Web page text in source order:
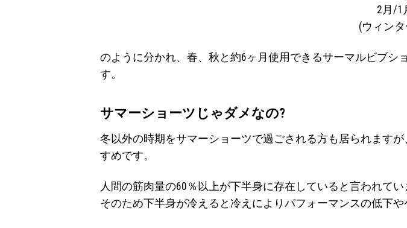
2月/1
(ウィン
のように分かれ、春、秋と約6ヶ月使用できるサーマルビブ
す。
サマーショーツじゃダメなの?
冬以外の時期をサマーショーツで過ごされる方も居られます
すめです。
人間の筋肉量の60％以上が下半身に存在していると言われてい
そのため下半身が冷えると冷えによりパフォーマンスの低下や